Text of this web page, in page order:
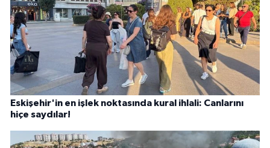
Eskişehir'in en işlek noktasında kural ihlali: Canlarını
hiçe saydılar!